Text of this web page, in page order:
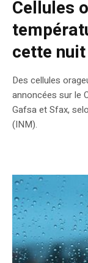
Cellules
cette nuit
Des cellules
annoncées sur le
Gafsa et Sfax,
(INM).